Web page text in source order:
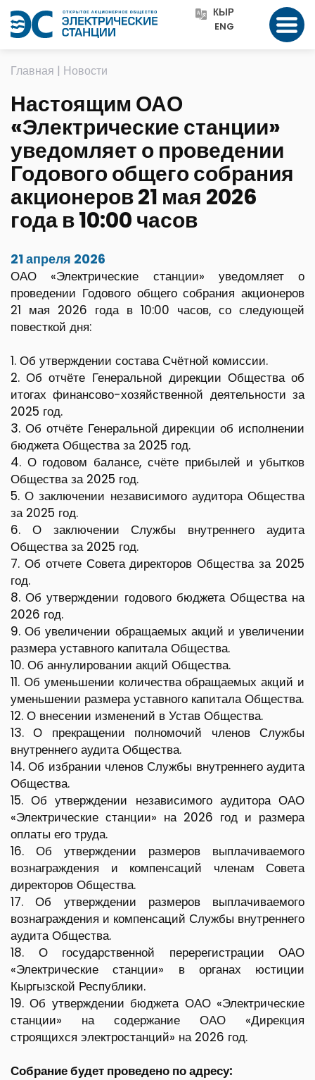
КЫР
ENG
Главная | Новости
Настоящим ОАО
«Электрические станции»
уведомляет о проведении
Годового общего собрания
акционеров 21 мая 2026
года в 10:00 часов
21 апреля 2026
ОАО «Электрические станции» уведомляет о
проведении Годового общего собрания акционеров
21 мая 2026 года в 10:00 часов, со следующей
повесткой дня:
1. Об утверждении состава Счётной комиссии.
2. Об отчёте Генеральной дирекции Общества об
итогах финансово-хозяйственной деятельности за
2025 год.
3. Об отчёте Генеральной дирекции об исполнении
бюджета Общества за 2025 год.
4. О годовом балансе, счёте прибылей и убытков
Общества за 2025 год.
5. О заключении независимого аудитора Общества
за 2025 год.
6. О заключении Службы внутреннего аудита
Общества за 2025 год.
7. Об отчете Совета директоров Общества за 2025
год.
8. Об утверждении годового бюджета Общества на
2026 год.
9. Об увеличении обращаемых акций и увеличении
размера уставного капитала Общества.
10. Об аннулировании акций Общества.
11. Об уменьшении количества обращаемых акций и
уменьшении размера уставного капитала Общества.
12. О внесении изменений в Устав Общества.
13. О прекращении полномочий членов Службы
внутреннего аудита Общества.
14. Об избрании членов Службы внутреннего аудита
Общества.
15. Об утверждении независимого аудитора ОАО
«Электрические станции» на 2026 год и размера
оплаты его труда.
16. Об утверждении размеров выплачиваемого
вознаграждения и компенсаций членам Совета
директоров Общества.
17. Об утверждении размеров выплачиваемого
вознаграждения и компенсаций Службы внутреннего
аудита Общества.
18. О государственной перерегистрации ОАО
«Электрические станции» в органах юстиции
Кыргызской Республики.
19. Об утверждении бюджета ОАО «Электрические
станции» на содержание ОАО «Дирекция
строящихся электростанций» на 2026 год.
Собрание будет проведено по адресу: